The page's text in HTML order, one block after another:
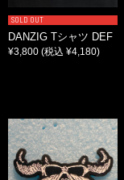
SOLD OUT
DANZIG Tシャツ DEF
¥3,800 (税込 ¥4,180)